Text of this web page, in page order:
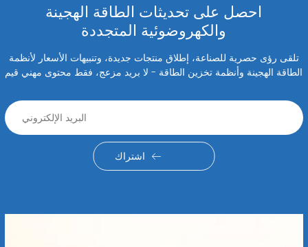
احصل على تحديثات الطاقة الهجينة
والكهروضوئية المتجددة
تلقى رؤى حصرية للصناعة، إطلاق منتجات جديدة، وتنبيهات الأسعار لأنظمة
الطاقة الهجينة وأنظمة تخزين الطاقة - لا بريد مزعج، فقط محتوى مهني قيم
اشتراك